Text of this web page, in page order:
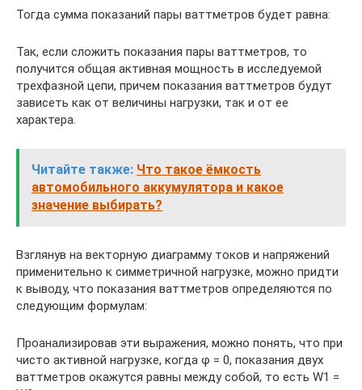
Тогда сумма показаний пары ваттметров будет равна:
Так, если сложить показания пары ваттметров, то
получится общая активная мощность в исследуемой
трехфазной цепи, причем показания ваттметров будут
зависеть как от величины нагрузки, так и от ее
характера.
Читайте также: Что такое ёмкость
автомобильного аккумулятора и какое
значение выбирать?
Взглянув на векторную диаграмму токов и напряжений
применительно к симметричной нагрузке, можно придти
к выводу, что показания ваттметров определяются по
следующим формулам:
Проанализировав эти выражения, можно понять, что при
чисто активной нагрузке, когда φ = 0, показания двух
ваттметров окажутся равны между собой, то есть W1 =